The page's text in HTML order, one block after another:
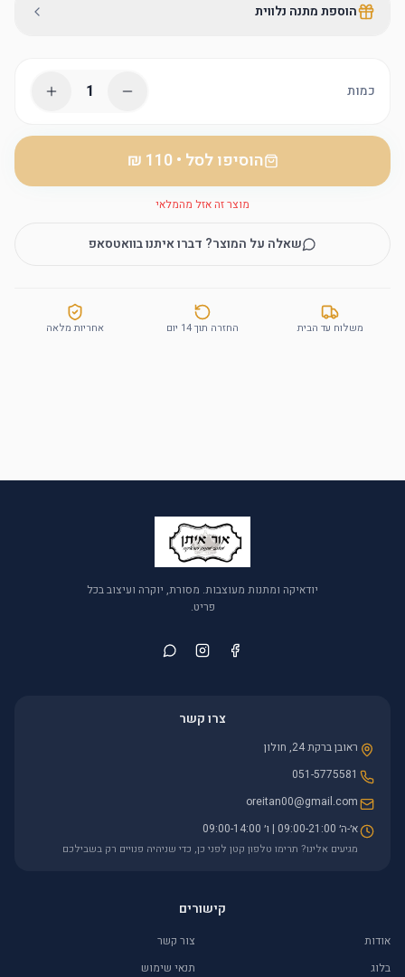
הוספת מתנה נלווית
כמות 1
הוסיפו לסל •
‏110 ₪
מוצר זה אזל מהמלאי
שאלה על המוצר? דברו איתנו בוואטסאפ
משלוח עד הבית החזרה תוך 14 יום אחריות מלאה
יודאיקה ומתנות מעוצבות. מסורת, יוקרה ועיצוב בכל
פריט.
צרו קשר
ראובן ברקת 24, חולון
051-5775581
oreitan00@gmail.com
א׳-ה׳ 09:00-21:00 | ו׳ 09:00-14:00
מגיעים אלינו? תרימו טלפון קטן לפני כן, כדי שניהיה פנויים רק בשבילכם
קישורים
אודות
צור קשר
בלוג
תנאי שימוש